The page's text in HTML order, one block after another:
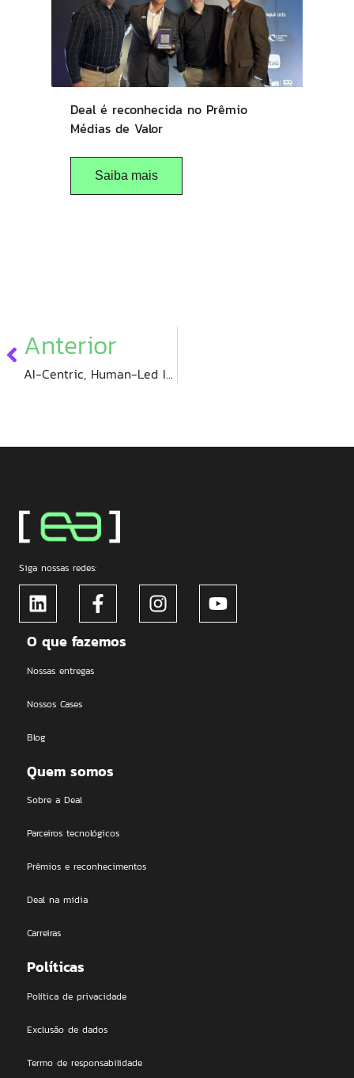
Deal é reconhecida no Prêmio
Médias de Valor
Saiba mais
Anterior
AI-Centric, Human-Led Innovation: como a Deal transforma estratégia em resultado real
Siga nossas redes:
O que fazemos
Nossas entregas
Nossos Cases
Blog
Quem somos
Sobre a Deal
Parceiros tecnológicos
Prêmios e reconhecimentos
Deal na mídia
Carreiras
Políticas
Política de privacidade
Exclusão de dados
Termo de responsabilidade